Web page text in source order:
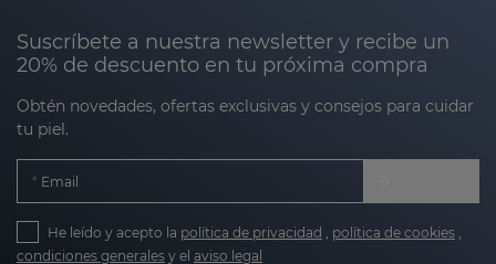
Beneficios clave de la línea ACGLICOLIC
Renovación celular: el ácido glicólico exfolia
suavemente, eliminando células muertas y
estimulando la regeneración.
Hidratación profunda: ingredientes como el
ácido hialurónico y la vitamina E mantienen la
Suscríbete a nuestra newsletter y recibe un
20% de descuento en tu próxima compra
Obtén novedades, ofertas exclusivas y consejos para cuidar
tu piel.
Email
He leído y acepto la política de privacidad , política de cookies ,
condiciones generales y el aviso legal